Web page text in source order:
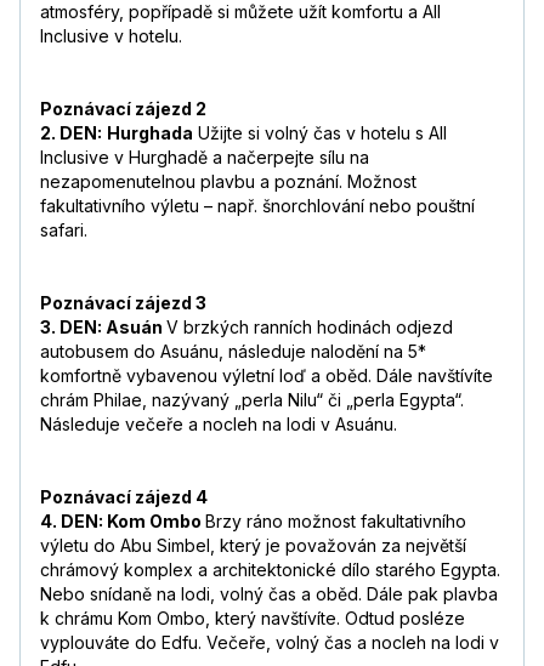
atmosféry, popřípadě si můžete užít komfortu a All
Inclusive v hotelu.
Poznávací zájezd 2
2. DEN: Hurghada Užijte si volný čas v hotelu s All
Inclusive v Hurghadě a načerpejte sílu na
nezapomenutelnou plavbu a poznání. Možnost
fakultativního výletu – např. šnorchlování nebo pouštní
safari.
Poznávací zájezd 3
3. DEN: Asuán V brzkých ranních hodinách odjezd
autobusem do Asuánu, následuje nalodění na 5*
komfortně vybavenou výletní loď a oběd. Dále navštívíte
chrám Philae, nazývaný „perla Nilu“ či „perla Egypta“.
Následuje večeře a nocleh na lodi v Asuánu.
Poznávací zájezd 4
4. DEN: Kom Ombo Brzy ráno možnost fakultativního
výletu do Abu Simbel, který je považován za největší
chrámový komplex a architektonické dílo starého Egypta.
Nebo snídaně na lodi, volný čas a oběd. Dále pak plavba
k chrámu Kom Ombo, který navštívíte. Odtud posléze
vyplouváte do Edfu. Večeře, volný čas a nocleh na lodi v